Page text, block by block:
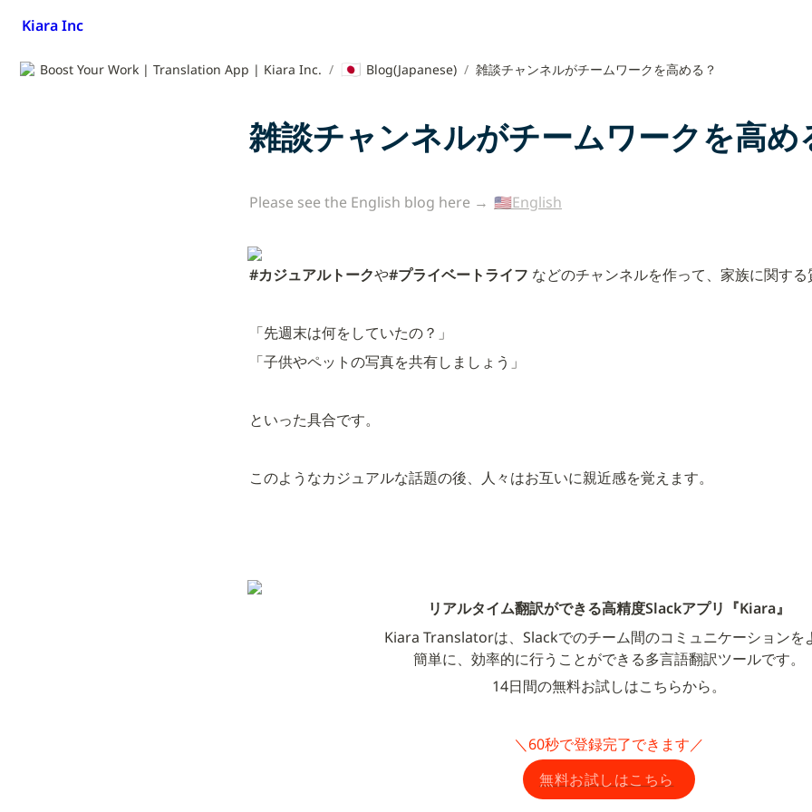
Kiara Inc
Boost Your Work | Translation App | Kiara Inc. / 🇯🇵 Blog(Japanese) / 雑談チャンネルがチームワークを高める？
雑談チャンネルがチームワークを高め
Please see the English blog here → 🇺🇸English
#カジュアルトークや#プライベートライフ などのチャンネルを作って、家族に関す
「先週末は何をしていたの？」
「子供やペットの写真を共有しましょう」
といった具合です。
このようなカジュアルな話題の後、人々はお互いに親近感を覚えます。
リアルタイム翻訳ができる高精度Slackアプリ『Kiara』
Kiara Translatorは、Slackでのチーム間のコミュニケーションを
簡単に、効率的に行うことができる多言語翻訳ツールです。
14日間の無料お試しはこちらから。
＼60秒で登録完了できます／
無料お試しはこちら